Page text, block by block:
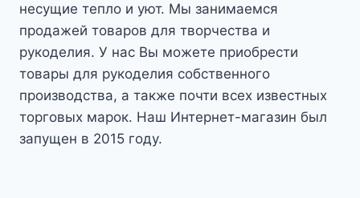
несущие тепло и уют. Мы занимаемся
продажей товаров для творчества и
рукоделия. У нас Вы можете приобрести
товары для рукоделия собственного
производства, а также почти всех известных
торговых марок. Наш Интернет-магазин был
запущен в 2015 году.